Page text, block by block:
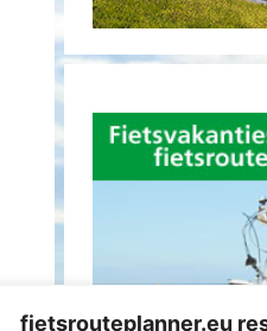
fietsrouteplanner.eu